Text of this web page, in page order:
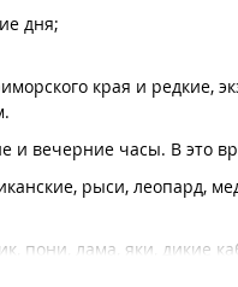
дня;
края и редкие,
и вечерние часы. В это
рыси, леопард,
пони, лама, яки, дикие